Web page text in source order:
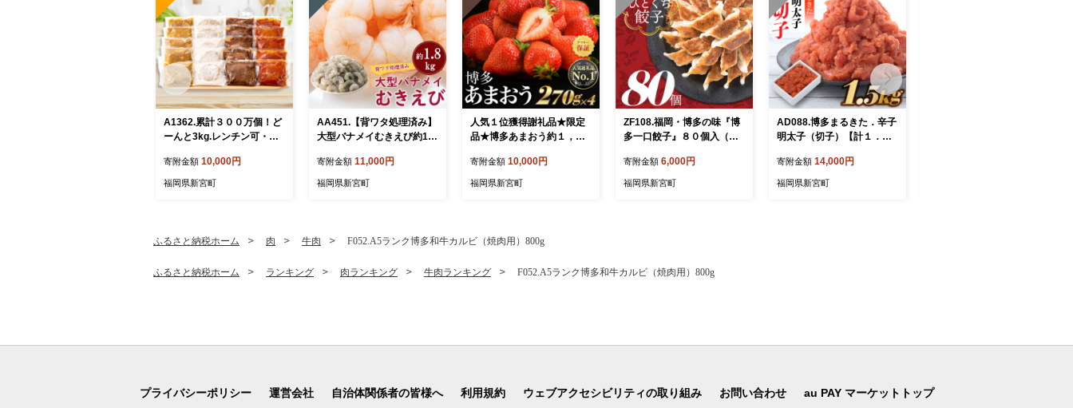
A1362.累計３００万個！ど
ーんと3kg.レンチン可・湯
グセット【150g×20個】
【訳あり】【北海道・沖
寄附金額 10,000円
福岡県新宮町
AA451.【背ワタ処理済み】
大型バナメイむきえび約1.8
寄附金額 11,000円
福岡県新宮町
人気１位獲得謝礼品★限定
品★博多あまおう約１，０
年２月以降発送）.A1609
【あまおう】
寄附金額 10,000円
福岡県新宮町
ZF108.福岡・博多の味『博
多一口餃子』８０個入（４
寄附金額 6,000円
福岡県新宮町
AD088.博多まるきた．辛子
明太子（切子）【計１．５
寄附金額 14,000円
福岡県新宮町
ふるさと納税ホーム 肉 牛肉 F052.A5ランク博多和牛カルビ（焼肉用）800g
ふるさと納税ホーム ランキング 肉ランキング 牛肉ランキング F052.A5ランク博多和牛カルビ（焼肉用）800g
プライバシーポリシー 運営会社 自治体関係者の皆様へ 利用規約 ウェブアクセシビリティの取り組み お問い合わせ au PAY マーケットトップ